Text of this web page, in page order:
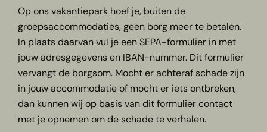
Op ons vakantiepark hoef je, buiten de
groepsaccommodaties, geen borg meer te betalen.
In plaats daarvan vul je een SEPA-formulier in met
jouw adresgegevens en IBAN-nummer. Dit formulier
vervangt de borgsom. Mocht er achteraf schade zijn
in jouw accommodatie of mocht er iets ontbreken,
dan kunnen wij op basis van dit formulier contact
met je opnemen om de schade te verhalen.